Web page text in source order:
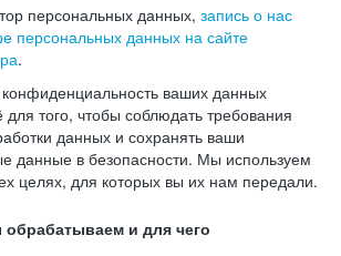
персональных данных, запись о нас
персональных данных на сайте
.
ваших данных
того, чтобы соблюдать требования
данных и сохранять ваши
данные в безопасности. Мы используем
целях, для которых вы их нам передали.
и для чего